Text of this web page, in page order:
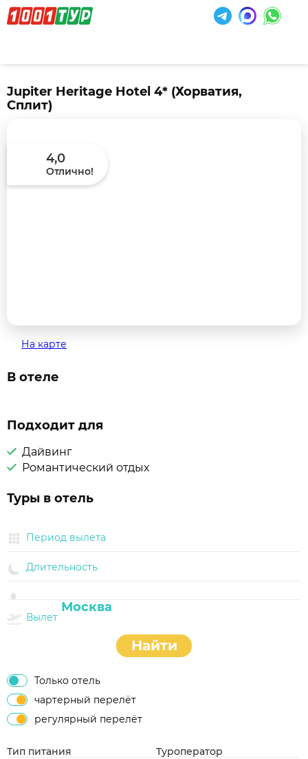
Jupiter Heritage Hotel 4* (Хорватия,
Сплит)
4,0
Отлично!
На карте
В отеле
Подходит для
Дайвинг
Романтический отдых
Туры в отель
Период вылета
Длительность
Вылет
Найти
Только отель
чартерный перелёт
регулярный перелёт
Тип питания
Туроператор